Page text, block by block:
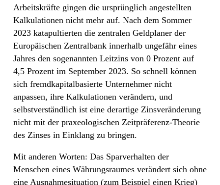
Arbeitskräfte gingen die ursprünglich angestellten
Kalkulationen nicht mehr auf. Nach dem Sommer
2023 katapultierten die zentralen Geldplaner der
Europäischen Zentralbank innerhalb ungefähr eines
Jahres den sogenannten Leitzins von 0 Prozent auf
4,5 Prozent im September 2023. So schnell können
sich fremdkapitalbasierte Unternehmer nicht
anpassen, ihre Kalkulationen verändern, und
selbstverständlich ist eine derartige Zinsveränderung
nicht mit der praxeologischen Zeitpräferenz-Theorie
des Zinses in Einklang zu bringen.
Mit anderen Worten: Das Sparverhalten der
Menschen eines Währungsraumes verändert sich ohne
eine Ausnahmesituation (zum Beispiel einen Krieg)